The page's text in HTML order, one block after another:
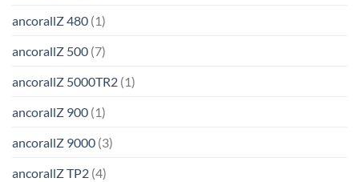
ancorallZ 480 (1)
ancorallZ 500 (7)
ancorallZ 5000TR2 (1)
ancorallZ 900 (1)
ancorallZ 9000 (3)
ancorallZ TP2 (4)